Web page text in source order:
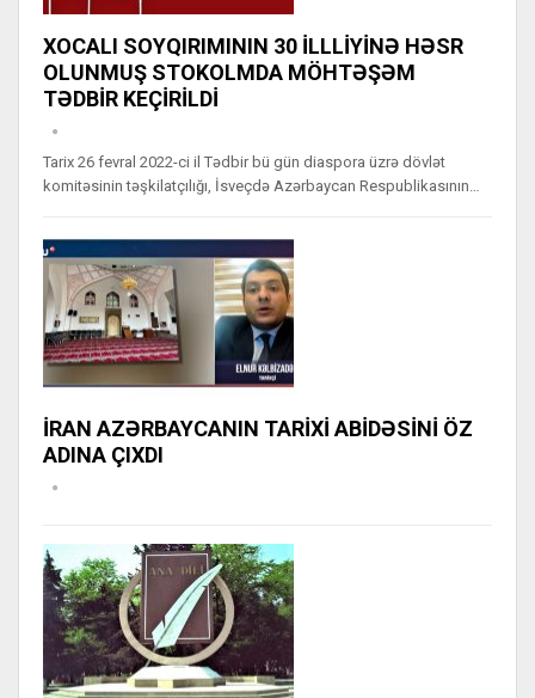
XOCALI SOYQIRIMININ 30 İLLLİYİNƏ HƏSR
OLUNMUŞ STOKOLMDA MÖHTƏŞƏM
TƏDBİR KEÇİRİLDİ
Tarix 26 fevral 2022-ci il Tədbir bü gün diaspora üzrə dövlət
komitəsinin təşkilatçılığı, İsveçdə Azərbaycan Respublikasının…
İRAN AZƏRBAYCANIN TARİXİ ABİDƏSİNİ ÖZ
ADINA ÇIXDI